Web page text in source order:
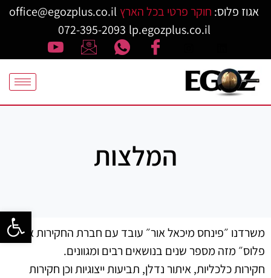
פתח
אגוז פלוס: חוקר פרטי בכל הארץ office@egozplus.co.il
lp.egozplus.co.il
072-395-2093
המלצות
משרדנו ״פינחס מיכאל אור״ עובד עם חברת החקירות אגוז
פלוס״ מזה מספר שנים בנושאים רבים ומגוונים.
חקירות כלכליות, איתור נדלן, תביעות ייצוגיות וכן חקירות